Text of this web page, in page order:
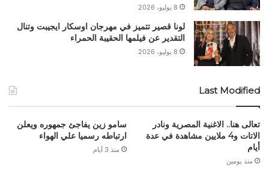
8 يوليو، 2026
لونا قصير تتميز في مهرجان اوسكار ايجيبت وتنال
التقدير عن فيلمها الحقيبة الحمراء
8 يوليو، 2026
Last Modified
تعالى هنا.. الاغنية المصرية ونادر
الاتات و4 ملايين مشاهدة في عدة
أيام
منذ يومين
سامو زين يفاجئ جمهوره ويعلن
ارتباطه رسميا علي الهواء
منذ 3 أيام